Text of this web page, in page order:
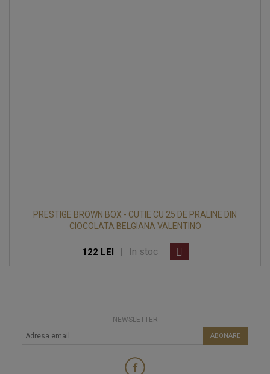
PRESTIGE BROWN BOX - CUTIE CU 25 DE PRALINE DIN
CIOCOLATA BELGIANA VALENTINO
122 LEI In stoc
NEWSLETTER
ABONARE